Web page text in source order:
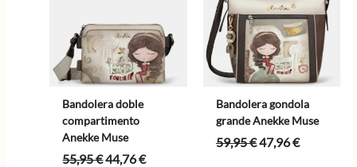
Bandolera doble
compartimento
Anekke Muse
55,95€El
44,76€El
Bandolera gondola
grande Anekke Muse
59,95€El
47,96€El